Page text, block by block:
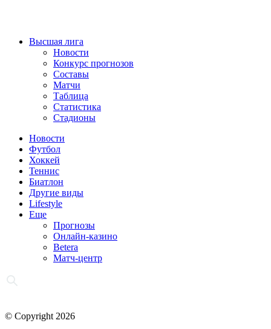
Высшая лига
Новости
Конкурс прогнозов
Составы
Матчи
Таблица
Статистика
Стадионы
Новости
Футбол
Хоккей
Теннис
Биатлон
Другие виды
Lifestyle
Еще
Прогнозы
Онлайн-казино
Betera
Матч-центр
© Copyright 2026